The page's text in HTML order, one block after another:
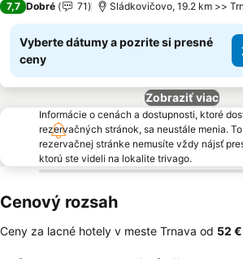
7,7 Dobré 71 Sládkovičovo, 19.2 km >>
Vyberte dátumy a pozrite si presné
ceny
Zobraziť viac
Informácie o cenách a dostupnosti, ktoré
rezervačných stránok, sa neustále menia.
rezervačnej stránke nemusíte vždy nájsť
ktorú ste videli na lokalite trivago.
Cenový rozsah
Ceny za lacné hotely v meste Trnava od ‎52 €